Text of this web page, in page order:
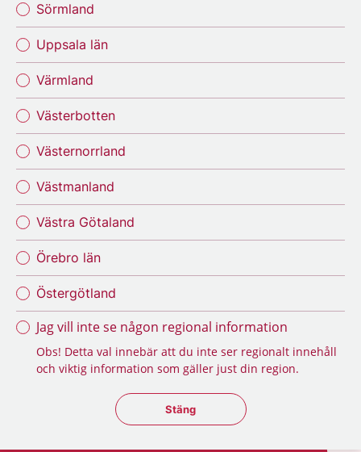
Sörmland
Uppsala län
Värmland
Västerbotten
Västernorrland
Västmanland
Västra Götaland
Örebro län
Östergötland
Jag vill inte se någon regional information
Obs! Detta val innebär att du inte ser regionalt innehåll
och viktig information som gäller just din region.
Stäng regionsväljaren
Stäng